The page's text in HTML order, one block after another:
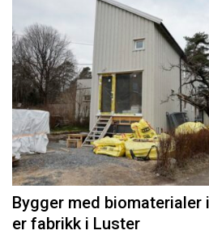
Bygger med
er fabrikk i Luster